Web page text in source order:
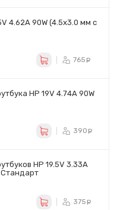
4.62A 90W (4.5x3.0 мм с
765
HP 19V 4.74A 90W
390
HP 19.5V 3.33A
Стандарт
375